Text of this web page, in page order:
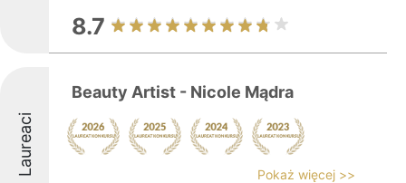
8.7
Laureaci
Beauty Artist - Nicole Mądra
Pokaż więcej >>